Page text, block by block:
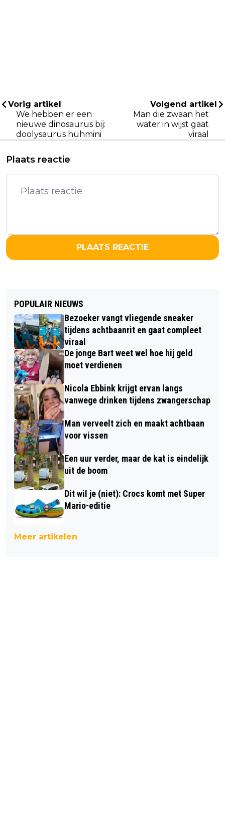
Vorig artikel
We hebben er een
nieuwe dinosaurus bij:
doolysaurus huhmini
Volgend artikel
Man die zwaan het
water in wijst gaat
viraal
Plaats reactie
PLAATS REACTIE
POPULAIR NIEUWS
Bezoeker vangt vliegende sneaker
tijdens achtbaanrit en gaat compleet
viraal
De jonge Bart weet wel hoe hij geld
moet verdienen
Nicola Ebbink krijgt ervan langs
vanwege drinken tijdens zwangerschap
Man verveelt zich en maakt achtbaan
voor vissen
Een uur verder, maar de kat is eindelijk
uit de boom
Dit wil je (niet): Crocs komt met Super
Mario-editie
Meer artikelen